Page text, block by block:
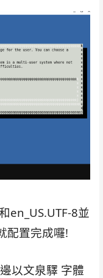
en_US.UTF-8並
配置完成囉!
以文泉驛 字體